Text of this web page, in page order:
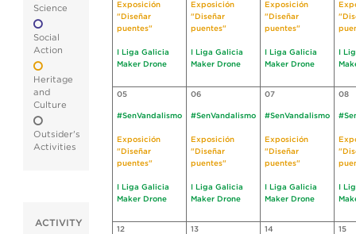
Science
Social
Action
Heritage
and
Culture
Outsider's
Activities
ACTIVITY
Exposición
"Diseñar
puentes"
I Liga Galicia
Maker Drone
Exposición
"Diseñar
puentes"
I Liga Galicia
Maker Drone
Exposición
"Diseñar
puentes"
I Liga Galicia
Maker Drone
I
05
#SenVandalismo
Exposición
"Diseñar
puentes"
I Liga Galicia
Maker Drone
06
#SenVandalismo
Exposición
"Diseñar
puentes"
I Liga Galicia
Maker Drone
07
#SenVandalismo
Exposición
"Diseñar
puentes"
I Liga Galicia
Maker Drone
08
I
12 13 14 15